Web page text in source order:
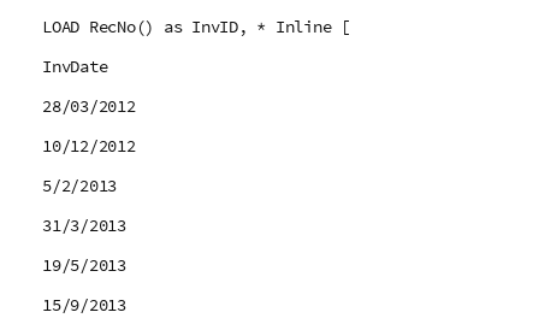
LOAD RecNo() as InvID, * Inline [
InvDate
28/03/2012
10/12/2012
5/2/2013
31/3/2013
19/5/2013
15/9/2013